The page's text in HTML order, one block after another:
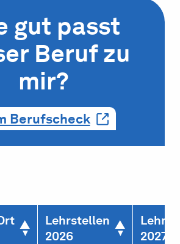
gut passt
Beruf zu
mir?
Berufscheck
Lehrstellen
2026
2027